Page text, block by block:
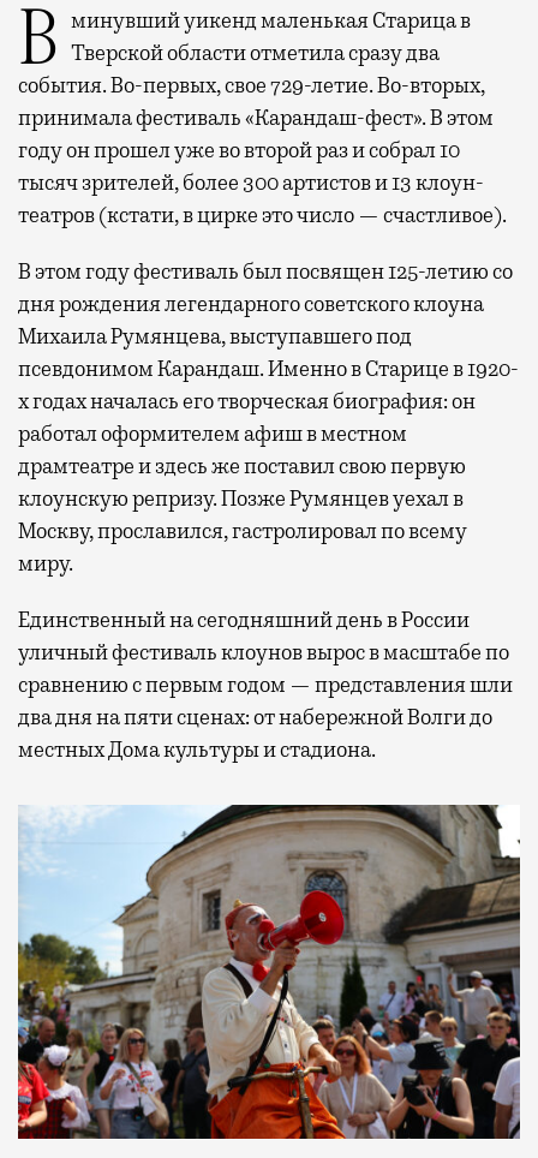
В минувший уикенд маленькая Старица в Тверской области отметила сразу два
события. Во-первых, свое 729-летие. Во-вторых,
принимала фестиваль «Карандаш-фест». В этом
году он прошел уже во второй раз и собрал 10
тысяч зрителей, более 300 артистов и 13 клоун-
театров (кстати, в цирке это число — счастливое).
В этом году фестиваль был посвящен 125-летию со
дня рождения легендарного советского клоуна
Михаила Румянцева, выступавшего под
псевдонимом Карандаш. Именно в Старице в 1920-
х годах началась его творческая биография: он
работал оформителем афиш в местном
драмтеатре и здесь же поставил свою первую
клоунскую репризу. Позже Румянцев уехал в
Москву, прославился, гастролировал по всему
миру.
Единственный на сегодняшний день в России
уличный фестиваль клоунов вырос в масштабе по
сравнению с первым годом — представления шли
два дня на пяти сценах: от набережной Волги до
местных Дома культуры и стадиона.